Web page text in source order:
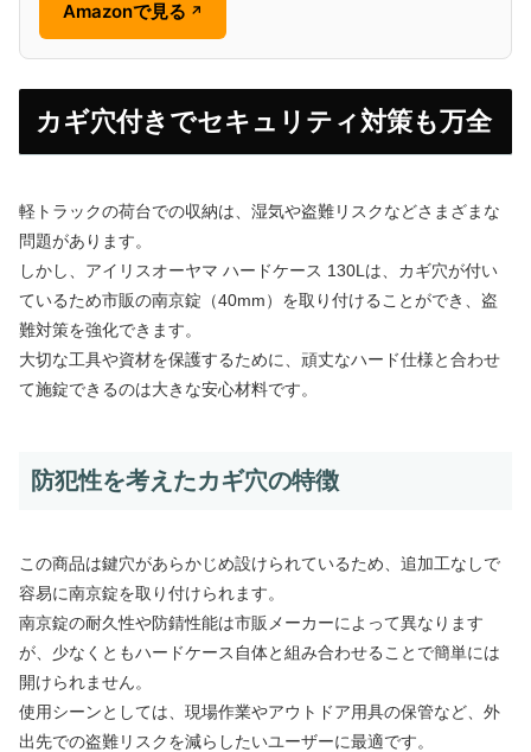
Amazonで見る ↗
カギ穴付きでセキュリティ対策も万全
軽トラックの荷台での収納は、湿気や盗難リスクなどさまざまな
問題があります。
しかし、アイリスオーヤマ ハードケース 130Lは、カギ穴が付い
ているため市販の南京錠（40mm）を取り付けることができ、盗
難対策を強化できます。
大切な工具や資材を保護するために、頑丈なハード仕様と合わせ
て施錠できるのは大きな安心材料です。
防犯性を考えたカギ穴の特徴
この商品は鍵穴があらかじめ設けられているため、追加工なしで
容易に南京錠を取り付けられます。
南京錠の耐久性や防錆性能は市販メーカーによって異なります
が、少なくともハードケース自体と組み合わせることで簡単には
開けられません。
使用シーンとしては、現場作業やアウトドア用具の保管など、外
出先での盗難リスクを減らしたいユーザーに最適です。